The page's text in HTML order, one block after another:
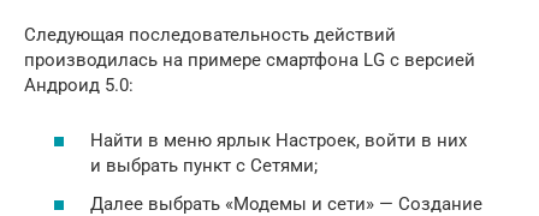
Следующая последовательность действий
производилась на примере смартфона LG с версией
Андроид 5.0:
Найти в меню ярлык Настроек, войти в них
и выбрать пункт с Сетями;
Далее выбрать «Модемы и сети» — Создание